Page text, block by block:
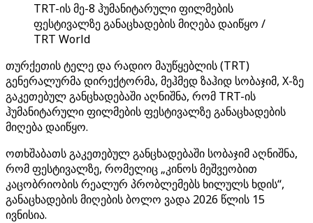
TRT-ის მე-8 ჰუმანიტარული ფილმების
ფესტივალზე განაცხადების მიღება დაიწყო /
TRT World
თურქეთის ტელე და რადიო მაუწყებლის (TRT)
გენერალურმა დირექტორმა, მეჰმედ ზაჰიდ სობაჯიმ, X-ზე
გაკეთებულ განცხადებაში აღნიშნა, რომ TRT-ის
ჰუმანიტარული ფილმების ფესტივალზე განაცხადების
მიღება დაიწყო.
ოთხშაბათს გაკეთებულ განცხადებაში სობაჯიმ აღნიშნა,
რომ ფესტივალზე, რომელიც „კინოს მეშვეობით
კაცობრიობის რეალურ პრობლემებს ხილულს ხდის“,
განაცხადების მიღების ბოლო ვადა 2026 წლის 15
ივნისია.